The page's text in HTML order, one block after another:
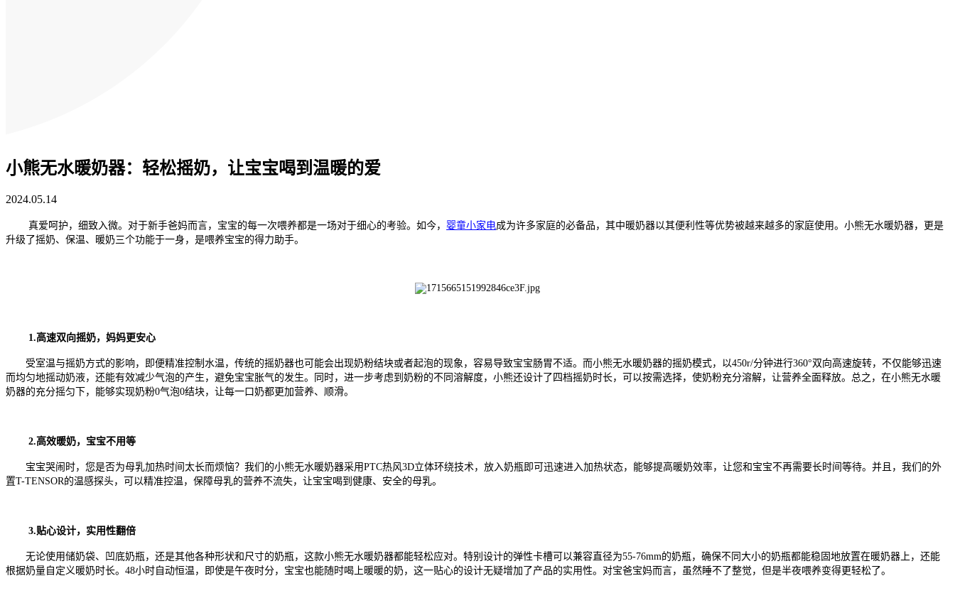
小熊无水暖奶器：轻松摇奶，让宝宝喝到温暖的爱
2024.05.14
真爱呵护，细致入微。对于新手爸妈而言，宝宝的每一次喂养都是一场对于细心的考验。如今， 婴童小家电成为许多家庭的必备品，其中暖奶器以其便利性等优势被越来越多的家庭使用。小熊无水暖奶器，更是
升级了摇奶、保温、暖奶三个功能于一身，是喂养宝宝的得力助手。
1.高速双向摇奶，妈妈更安心
受室温与摇奶方式的影响，即便精准控制水温，传统的摇奶器也可能会出现奶粉结块或者起泡的现象，容易导致宝宝肠胃不适。而小熊无水暖奶器的摇奶模式，以450r/分钟进行360°双向高速旋转，不仅能够迅速
而均匀地摇动奶液，还能有效减少气泡的产生，避免宝宝胀气的发生。同时，进一步考虑到奶粉的不同溶解度，小熊还设计了四档摇奶时长，可以按需选择，使奶粉充分溶解，让营养全面释放。总之，在小熊无水暖
奶器的充分摇匀下，能够实现奶粉0气泡0结块，让每一口奶都更加营养、顺滑。
2.高效暖奶，宝宝不用等
宝宝哭闹时，您是否为母乳加热时间太长而烦恼？我们的小熊无水暖奶器采用PTC热风3D立体环绕技术，放入奶瓶即可迅速进入加热状态，能够提高暖奶效率，让您和宝宝不再需要长时间等待。并且，我们的外
置T-TENSOR的温感探头，可以精准控温 ，保障母乳的营养不流失，让宝宝喝到健康、安全的母乳。
3.贴心设计，实用性翻倍
无论使用储奶袋、凹底奶瓶，还是其他各种形状和尺寸的奶瓶，这款小熊无水暖奶器都能轻松应对。特别设计的弹性卡槽可以兼容直径为55-76mm的奶瓶，确保不同大小的奶瓶都能稳固地放置在暖奶器上 ， 还能
根据奶量自定义暖奶时长。 48小时自动恒温， 即使是午夜时分，宝宝也能随时喝上暖暖的奶 ，这一贴心的设计无疑增加了产品的实用性。 对宝爸宝妈而言，虽然睡不了整觉，但是半夜喂养变得更轻松了。